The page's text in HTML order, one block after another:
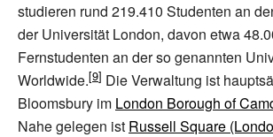
studieren rund 219.410 Studenten an
der Universität London, davon etwa
Fernstudenten an der so genannten
Worldwide.
Die Verwaltung ist
Bloomsbury im London Borough of
Nahe gelegen ist Russell Square